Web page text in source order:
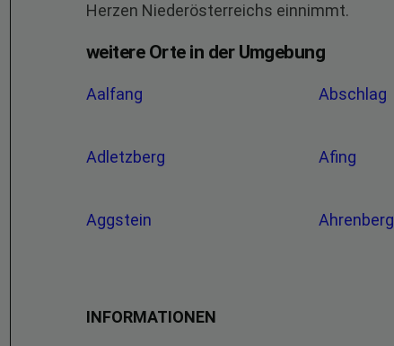
Herzen Niederösterreichs einnimmt.
weitere Orte in der Umgebung
Aalfang Abschlag
Adletzberg Afing
Aggstein Ahrenberg
INFORMATIONEN